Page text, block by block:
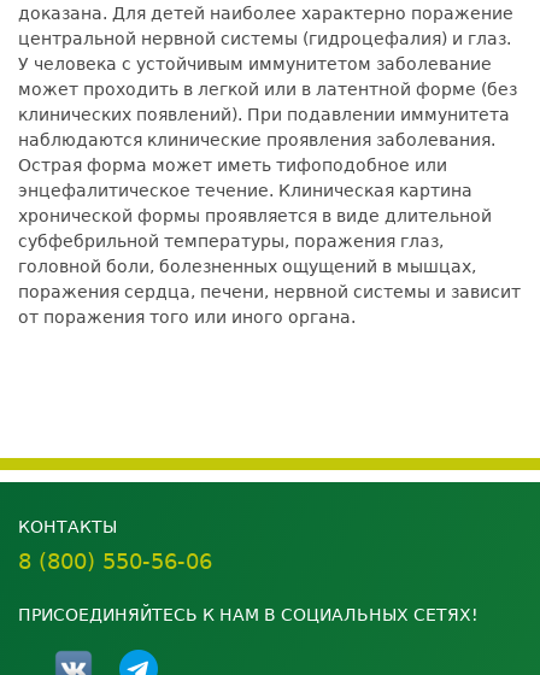
доказана. Для детей наиболее характерно поражение
центральной нервной системы (гидроцефалия) и глаз.
У человека с устойчивым иммунитетом заболевание
может проходить в легкой или в латентной форме (без
клинических появлений). При подавлении иммунитета
наблюдаются клинические проявления заболевания.
Острая форма может иметь тифоподобное или
энцефалитическое течение. Клиническая картина
хронической формы проявляется в виде длительной
субфебрильной температуры, поражения глаз,
головной боли, болезненных ощущений в мышцах,
поражения сердца, печени, нервной системы и зависит
от поражения того или иного органа.
КОНТАКТЫ
8 (800) 550-56-06
ПРИСОЕДИНЯЙТЕСЬ К НАМ В СОЦИАЛЬНЫХ СЕТЯХ!